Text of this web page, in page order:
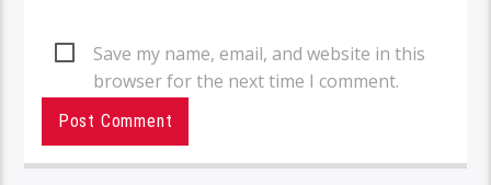
Save my name, email, and website in this
browser for the next time I comment.